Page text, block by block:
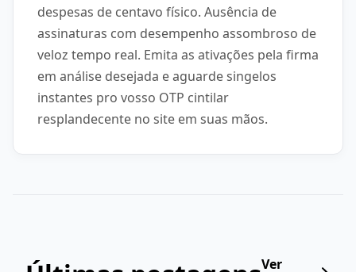
despesas de centavo físico. Ausência de
assinaturas com desempenho assombroso de
veloz tempo real. Emita as ativações pela firma
em análise desejada e aguarde singelos
instantes pro vosso OTP cintilar
resplandecente no site em suas mãos.
Ver